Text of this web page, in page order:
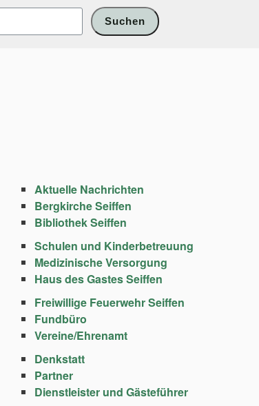
Aktuelle Nachrichten
Bergkirche Seiffen
Bibliothek Seiffen
Schulen und Kinder­betreuung
Medizinische Versorgung
Haus des Gastes Seiffen
Freiwillige Feuerwehr Seiffen
Fundbüro
Vereine/Ehrenamt
Denkstatt
Partner
Dienstleister und Gästeführer